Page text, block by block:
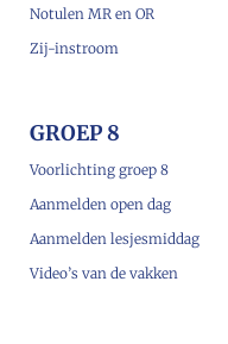
Notulen MR en OR
Zij-instroom
GROEP 8
Voorlichting groep 8
Aanmelden open dag
Aanmelden lesjesmiddag
Video’s van de vakken